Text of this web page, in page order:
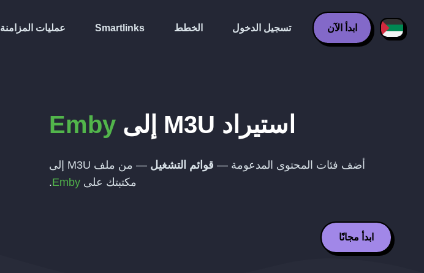
عمليات المزامنة Smartlinks الخطط تسجيل الدخول ابدأ الآن
استيراد M3U إلى Emby
أضف فئات المحتوى المدعومة — قوائم التشغيل — من ملف M3U إلى
مكتبتك على Emby
.
ابدأ مجانًا